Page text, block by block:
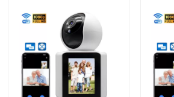
Videos
Über uns